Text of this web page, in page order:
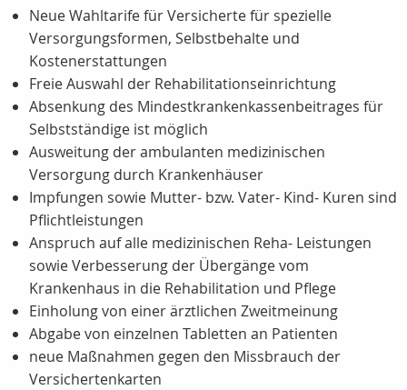
Neue Wahltarife für Versicherte für spezielle
Versorgungsformen, Selbstbehalte und
Kostenerstattungen
Freie Auswahl der Rehabilitationseinrichtung
Absenkung des Mindestkrankenkassenbeitrages für
Selbstständige ist möglich
Ausweitung der ambulanten medizinischen
Versorgung durch Krankenhäuser
Impfungen sowie Mutter- bzw. Vater- Kind- Kuren sind
Pflichtleistungen
Anspruch auf alle medizinischen Reha- Leistungen
sowie Verbesserung der Übergänge vom
Krankenhaus in die Rehabilitation und Pflege
Einholung von einer ärztlichen Zweitmeinung
Abgabe von einzelnen Tabletten an Patienten
neue Maßnahmen gegen den Missbrauch der
Versichertenkarten